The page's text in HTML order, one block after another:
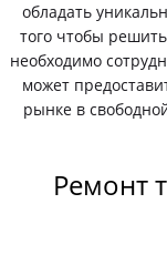
обладать
того чтобы
необходимо
может
рынке в
Ремонт